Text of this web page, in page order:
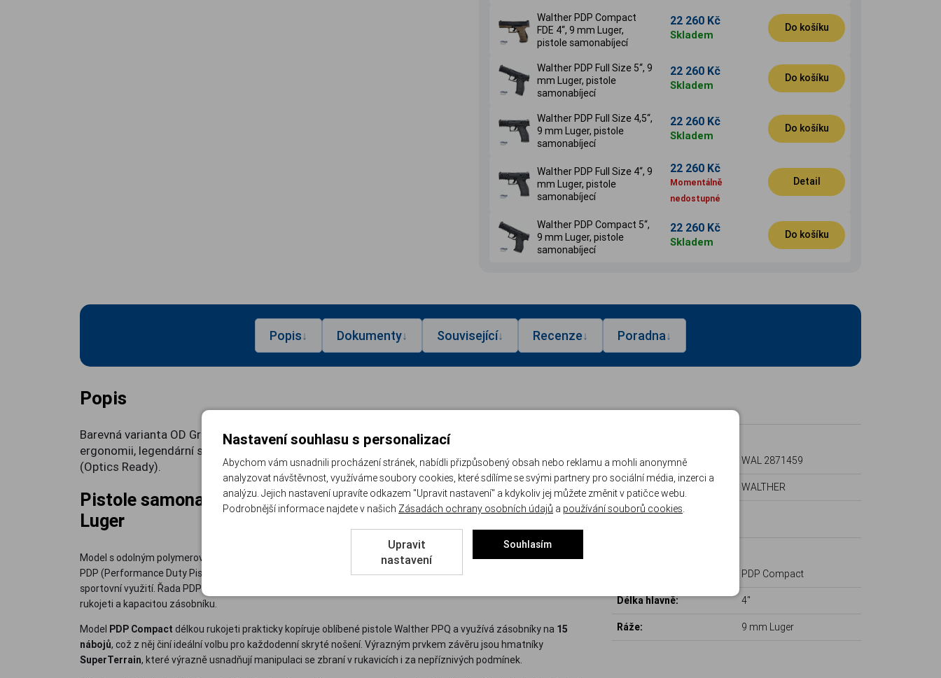
Walther PDP Compact
FDE 4‘‘, 9 mm Luger,
pistole samonabíjecí
22 260 Kč
Skladem
Do košíku
Walther PDP Full Size 5‘‘, 9
mm Luger, pistole
samonabíjecí
22 260 Kč
Skladem
Do košíku
Walther PDP Full Size 4,5‘‘,
9 mm Luger, pistole
samonabíjecí
22 260 Kč
Skladem
Do košíku
Walther PDP Full Size 4‘‘, 9
mm Luger, pistole
samonabíjecí
22 260 Kč
Momentálně
nedostupné
Detail
Walther PDP Compact 5‘‘,
9 mm Luger, pistole
samonabíjecí
22 260 Kč
Skladem
Do košíku
Popis↓ Dokumenty↓ Související↓ Recenze↓ Poradna↓
Popis
Barevná varianta OD Green v kompaktním provedení. Walther PDP Compact nabízí špičkovou
ergonomii, legendární spoušť Performance Duty a plnou připravenost pro moderní kolimátory
(Optics Ready).
Pistole samonabíjecí Walther PDP Compact OD Green 4", 9 mm
Luger
Model s odolným polymerovým rámem v barvě
PDP (Performance Duty Pistol) představuje univerzální zbraň vhodnou pro služební nasazení, osobní obranu i
sportovní využití. Řada PDP se vyrábí ve dvou velikostech rámu:
rukojeti a kapacitou zásobníku.
Model PDP Compact délkou rukojeti prakticky kopíruje oblíbené pistole Walther PPQ a využívá zásobníky na 15
nábojů, což z něj činí ideální volbu pro každodenní skryté nošení. Výrazným prvkem závěru jsou hmatníky
SuperTerrain, které výrazně usnadňují manipulaci se zbraní v rukavicích i za nepříznivých podmínek.
Kód produktu: WAL 2871459
Výrobce: WALTHER
PDP Compact
Délka hlavně: 4"
Ráže: 9 mm Luger
Nastavení souhlasu s personalizací
Abychom vám usnadnili procházení stránek, nabídli přizpůsobený obsah nebo reklamu a mohli anonymně
analyzovat návštěvnost, využíváme soubory cookies, které sdílíme se svými partnery pro sociální média, inzerci a
analýzu. Jejich nastavení upravíte odkazem "Upravit nastavení" a kdykoliv jej můžete změnit v patičce webu.
Podrobnější informace najdete v našich Zásadách ochrany osobních údajů a používání souborů cookies.
Upravit
nastavení
Souhlasím